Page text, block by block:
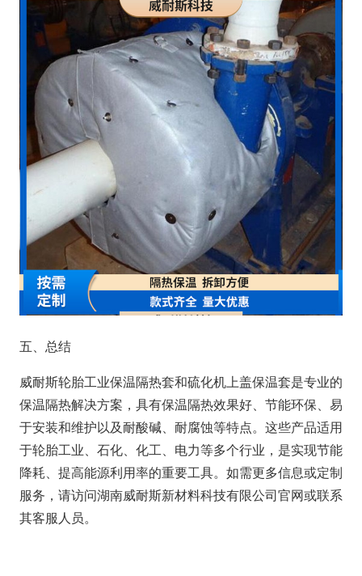
五、总结
威耐斯轮胎工业保温隔热套和硫化机上盖保温套是专业的
保温隔热解决方案，具有保温隔热效果好、节能环保、易
于安装和维护以及耐酸碱、耐腐蚀等特点。这些产品适用
于轮胎工业、石化、化工、电力等多个行业，是实现节能
降耗、提高能源利用率的重要工具。如需更多信息或定制
服务，请访问湖南威耐斯新材料科技有限公司官网或联系
其客服人员。